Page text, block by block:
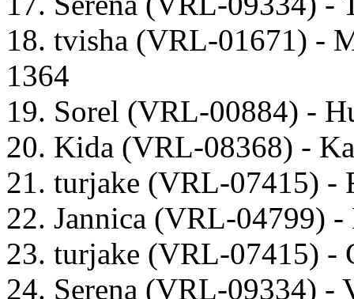
18. tvisha (VRL-01671) -
1364
19. Sorel (VRL-00884) -
20. Kida (VRL-08368) -
21. turjake (VRL-07415) -
22. Jannica (VRL-04799)
23. turjake (VRL-07415) -
24. Serena (VRL-09334)